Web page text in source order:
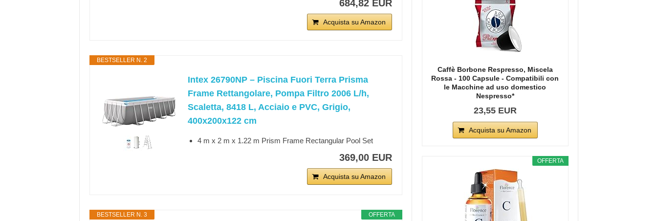
684,82 EUR
Acquista su Amazon
BESTSELLER N. 2
Intex 26790NP – Piscina Fuori Terra Prisma
Frame Rettangolare, Pompa Filtro 2006 L/h,
Scaletta, 8418 L, Acciaio e PVC, Grigio,
400x200x122 cm
4 m x 2 m x 1.22 m Prism Frame Rectangular Pool Set
369,00 EUR
Acquista su Amazon
OFFERTA
BESTSELLER N. 3
Caffè Borbone Respresso, Miscela
Rossa - 100 Capsule - Compatibili con
le Macchine ad uso domestico
Nespresso*
23,55 EUR
Acquista su Amazon
OFFERTA